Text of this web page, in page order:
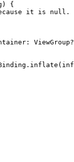
)
{
it is
: ViewGroup
. inflate (